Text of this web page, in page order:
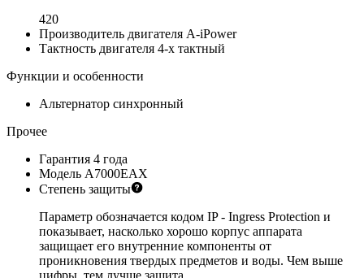
420
Производитель двигателя A-iPower
Тактность двигателя 4-х тактный
Функции и особенности
Альтернатор синхронный
Прочее
Гарантия 4 года
Модель A7000EAX
Степень защиты
Параметр обозначается кодом IP - Ingress Protection и
показывает, насколько хорошо корпус аппарата
защищает его внутренние компоненты от
проникновения твердых предметов и воды. Чем выше